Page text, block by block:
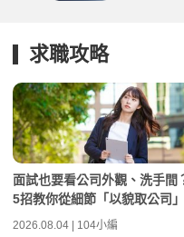
求職攻略
面試也要看公司外觀、洗手間
5招教你從細節「以貌取公司」
2026.08.04 | 104小編